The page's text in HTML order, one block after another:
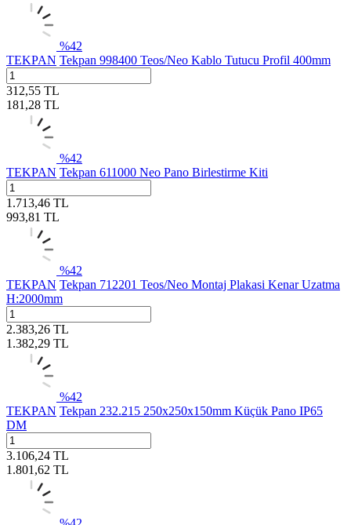
%42
TEKPAN Tekpan 998400 Teos/Neo Kablo Tutucu Profil 400mm
312,55 TL
181,28 TL
%42
TEKPAN Tekpan 611000 Neo Pano Birlestirme Kiti
1.713,46 TL
993,81 TL
%42
TEKPAN Tekpan 712201 Teos/Neo Montaj Plakasi Kenar Uzatma
H:2000mm
2.383,26 TL
1.382,29 TL
%42
TEKPAN Tekpan 232.215 250x250x150mm Küçük Pano IP65
DM
3.106,24 TL
1.801,62 TL